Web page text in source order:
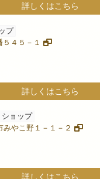
詳しくはこちら
プ
４５－１
詳しくはこちら
ショップ
やこ野１－１－２
詳しくはこちら